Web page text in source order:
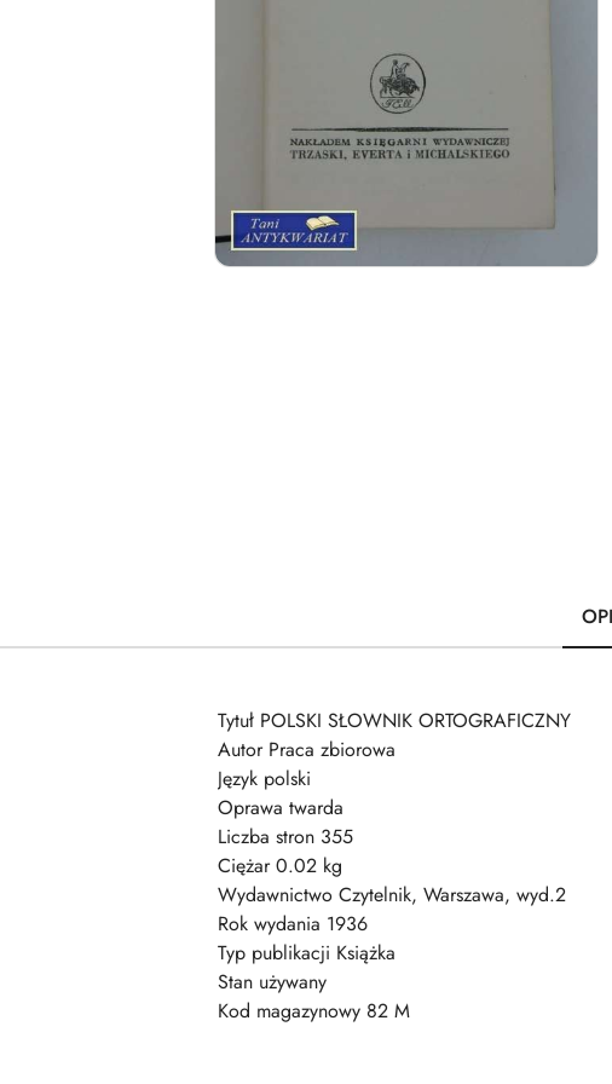
Tytuł POLSKI SŁOWNIK ORTOGRAFICZNY
Autor Praca zbiorowa
Język polski
Oprawa twarda
Liczba stron 355
Ciężar 0.02 kg
Wydawnictwo Czytelnik, Warszawa, wyd.2
Rok wydania 1936
Typ publikacji Książka
Stan używany
Kod magazynowy 82 M